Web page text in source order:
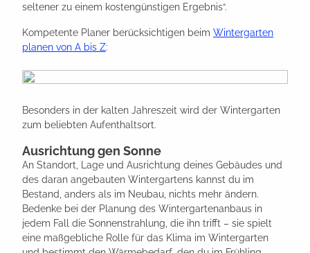
seltener zu einem kostengünstigen Ergebnis“.
Kompetente Planer berücksichtigen beim Wintergarten
planen von A bis Z:
Besonders in der kalten Jahreszeit wird der Wintergarten
zum beliebten Aufenthaltsort.
Ausrichtung gen Sonne
An Standort, Lage und Ausrichtung deines Gebäudes und
des daran angebauten Wintergartens kannst du im
Bestand, anders als im Neubau, nichts mehr ändern.
Bedenke bei der Planung des Wintergartenanbaus in
jedem Fall die Sonnenstrahlung, die ihn trifft – sie spielt
eine maßgebliche Rolle für das Klima im Wintergarten